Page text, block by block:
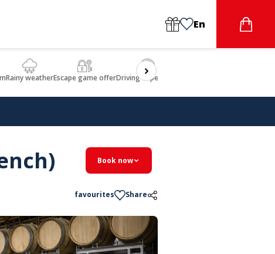
En
Rainy weatherEscape game offerDriving experience
Book now
favourites Share